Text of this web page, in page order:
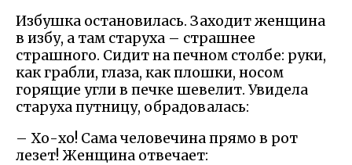
Избушка остановилась. Заходит женщина
в избу, а там старуха – страшнее
страшного. Сидит на печном столбе: руки,
как грабли, глаза, как плошки, носом
горящие угли в печке шевелит. Увидела
старуха путницу, обрадовалась:
– Хо-хо! Сама человечина прямо в рот
лезет! Женщина отвечает: